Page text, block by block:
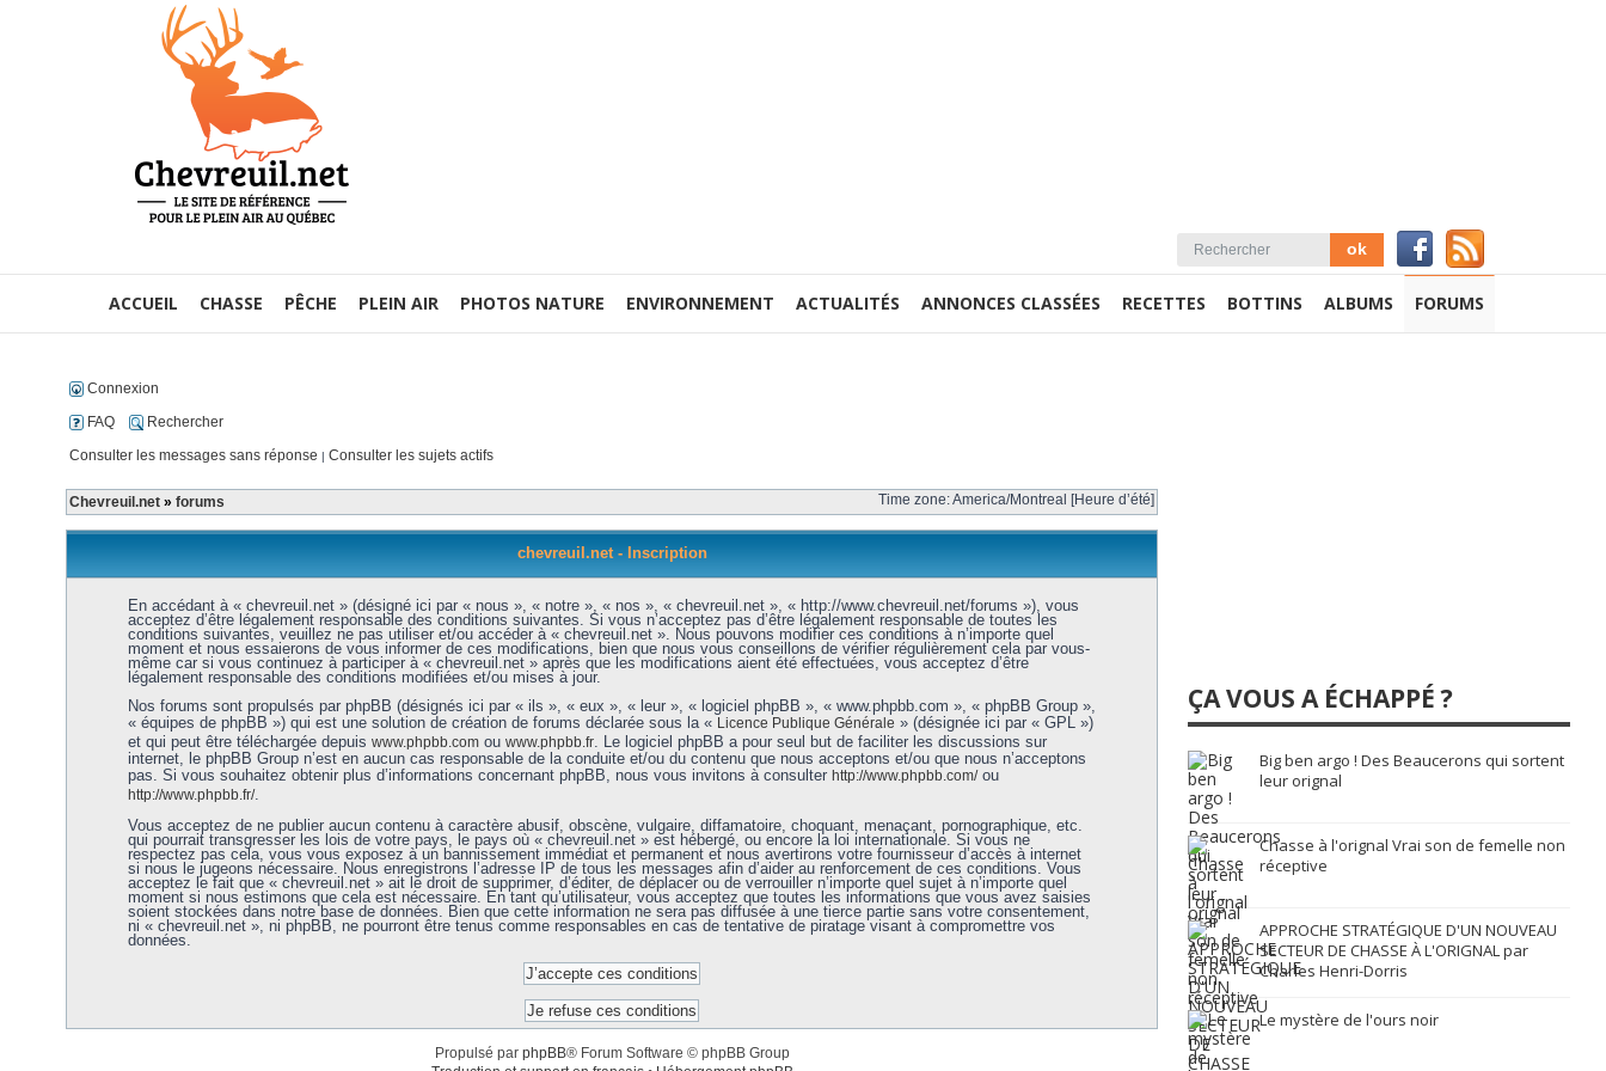
ACCUEIL CHASSE PÊCHE PLEIN AIR PHOTOS NATURE ENVIRONNEMENT ACTUALITÉS ANNONCES CLASSÉES RECETTES BOTTINS ALBUMS FORUMS
Connexion
FAQ
Rechercher
Consulter les messages sans réponse | Consulter les sujets actifs
Chevreuil.net » forums Time zone: America/Montreal [Heure d’été]
chevreuil.net - Inscription
En accédant à « chevreuil.net » (désigné ici par « nous », « notre », « nos », « chevreuil.net », « http://www.chevreuil.net/forums »), vous
acceptez d’être légalement responsable des conditions suivantes. Si vous n’acceptez pas d’être légalement responsable de toutes les
conditions suivantes, veuillez ne pas utiliser et/ou accéder à « chevreuil.net ». Nous pouvons modifier ces conditions à n’importe quel
moment et nous essaierons de vous informer de ces modifications, bien que nous vous conseillons de vérifier régulièrement cela par vous-
même car si vous continuez à participer à « chevreuil.net » après que les modifications aient été effectuées, vous acceptez d’être
légalement responsable des conditions modifiées et/ou mises à jour.
Nos forums sont propulsés par phpBB (désignés ici par « ils », « eux », « leur », « logiciel phpBB », « www.phpbb.com », « phpBB Group »,
« équipes de phpBB ») qui est une solution de création de forums déclarée sous la « Licence Publique Générale » (désignée ici par « GPL »)
et qui peut être téléchargée depuis www.phpbb.comou www.phpbb.fr. Le logiciel phpBB a pour seul but de faciliter les discussions sur
internet, le phpBB Group n’est en aucun cas responsable de la conduite et/ou du contenu que nous acceptons et/ou que nous n’acceptons
pas. Si vous souhaitez obtenir plus d’informations concernant phpBB, nous vous invitons à consulter http://www.phpbb.com/ou
http://www.phpbb.fr/.
Vous acceptez de ne publier aucun contenu à caractère abusif, obscène, vulgaire, diffamatoire, choquant, menaçant, pornographique, etc.
qui pourrait transgresser les lois de votre pays, le pays où « chevreuil.net » est hébergé, ou encore la loi internationale. Si vous ne
respectez pas cela, vous vous exposez à un bannissement immédiat et permanent et nous avertirons votre fournisseur d’accès à internet
si nous le jugeons nécessaire. Nous enregistrons l’adresse IP de tous les messages afin d’aider au renforcement de ces conditions. Vous
acceptez le fait que « chevreuil.net » ait le droit de supprimer, d’éditer, de déplacer ou de verrouiller n’importe quel sujet à n’importe quel
moment si nous estimons que cela est nécessaire. En tant qu’utilisateur, vous acceptez que toutes les informations que vous avez saisies
soient stockées dans notre base de données. Bien que cette information ne sera pas diffusée à une tierce partie sans votre consentement,
ni « chevreuil.net », ni phpBB, ne pourront être tenus comme responsables en cas de tentative de piratage visant à compromettre vos
données.
Propulsé par phpBB® Forum Software © phpBB Group
ÇA VOUS A ÉCHAPPÉ ?
Big ben argo ! Des Beaucerons qui sortent
leur orignal
Chasse à l'orignal Vrai son de femelle non
réceptive
APPROCHE STRATÉGIQUE D'UN NOUVEAU
SECTEUR DE CHASSE À L'ORIGNAL par
Charles Henri-Dorris
Le mystère de l'ours noir